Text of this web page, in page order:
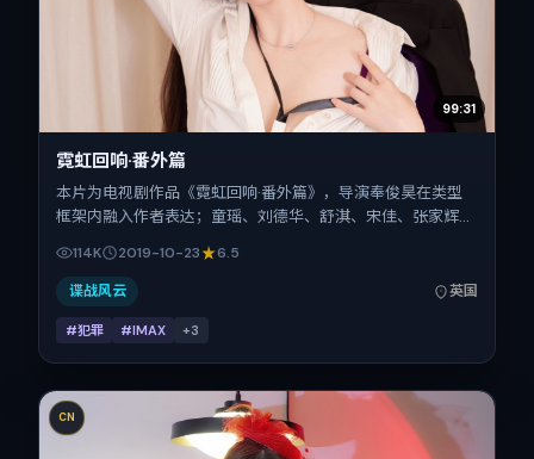
99:31
霓虹回响·番外篇
本片为电视剧作品《霓虹回响·番外篇》，导演奉俊昊在类型
框架内融入作者表达；童瑶、刘德华、舒淇、宋佳、张家辉、
出品背景为英国。上映时间 2019年10月23日（公映登记日
2019-10-23），全片108分钟，节奏张弛有度。
114K 2019-10-23 6.5
谍战风云 英国
#犯罪 #IMAX +3
CN